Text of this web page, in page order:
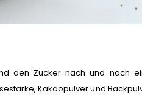
den Zucker nach und nach
Kakaopulver und